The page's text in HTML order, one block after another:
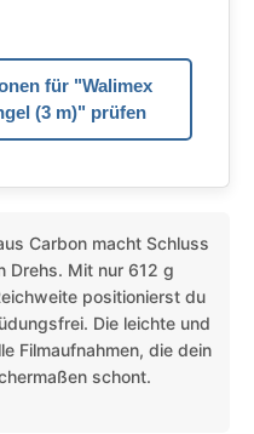
für "Walimex
(3 m)" prüfen
Carbon macht Schluss
Drehs. Mit nur 612 g
positionierst du
Die leichte und
Filmaufnahmen, die dein
schont.